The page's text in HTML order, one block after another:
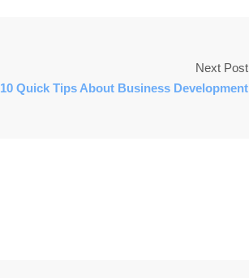
Next Post
10 Quick Tips About Business Development